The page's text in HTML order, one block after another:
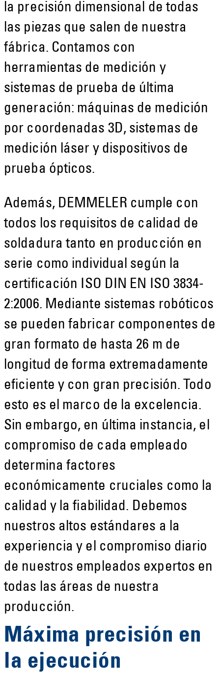
la precisión dimensional de todas
las piezas que salen de nuestra
fábrica. Contamos con
herramientas de medición y
sistemas de prueba de última
generación: máquinas de medición
por coordenadas 3D, sistemas de
medición láser y dispositivos de
prueba ópticos.
Además, DEMMELER cumple con
todos los requisitos de calidad de
soldadura tanto en producción en
serie como individual según la
certificación ISO DIN EN ISO 3834-
2:2006. Mediante sistemas robóticos
se pueden fabricar componentes de
gran formato de hasta 26 m de
longitud de forma extremadamente
eficiente y con gran precisión. Todo
esto es el marco de la excelencia.
Sin embargo, en última instancia, el
compromiso de cada empleado
determina factores
económicamente cruciales como la
calidad y la fiabilidad. Debemos
nuestros altos estándares a la
experiencia y el compromiso diario
de nuestros empleados expertos en
todas las áreas de nuestra
producción.
Máxima precisión en
la ejecución